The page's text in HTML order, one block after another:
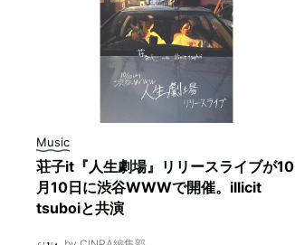
Music
荘子it『人生劇場』リリースライブが10
月10日に渋谷WWWで開催。illicit
tsuboiと共演